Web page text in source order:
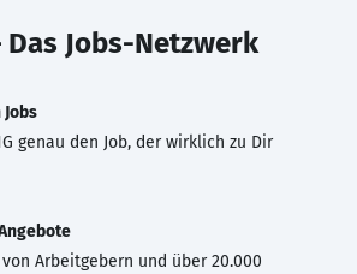
Das Jobs-Netzwerk
genau den Job, der wirklich zu Dir
Arbeitgebern und über 20.000